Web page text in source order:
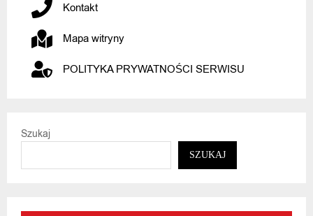
Kontakt
Mapa witryny
POLITYKA PRYWATNOŚCI SERWISU
Szukaj
SZUKAJ